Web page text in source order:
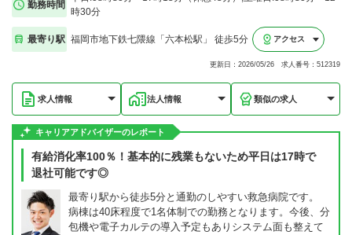
勤務時間
時30分
最寄り駅 福岡市地下鉄七隈線「六本松駅」 徒歩5分 アクセス
更新日：2026/05/26 求人番号：512319
求人情報 法人情報 類似の求人
キャリアアドバイザーのレポート
有給消化率100％！基本的に残業もないため平日は17時で
退社可能です◎
最寄り駅から徒歩5分と通勤のしやすい救急病院です。
病棟は40床程度で1名体制での勤務となります。今後、分
包機や電子カルテの導入予定もありシステム面も整えて